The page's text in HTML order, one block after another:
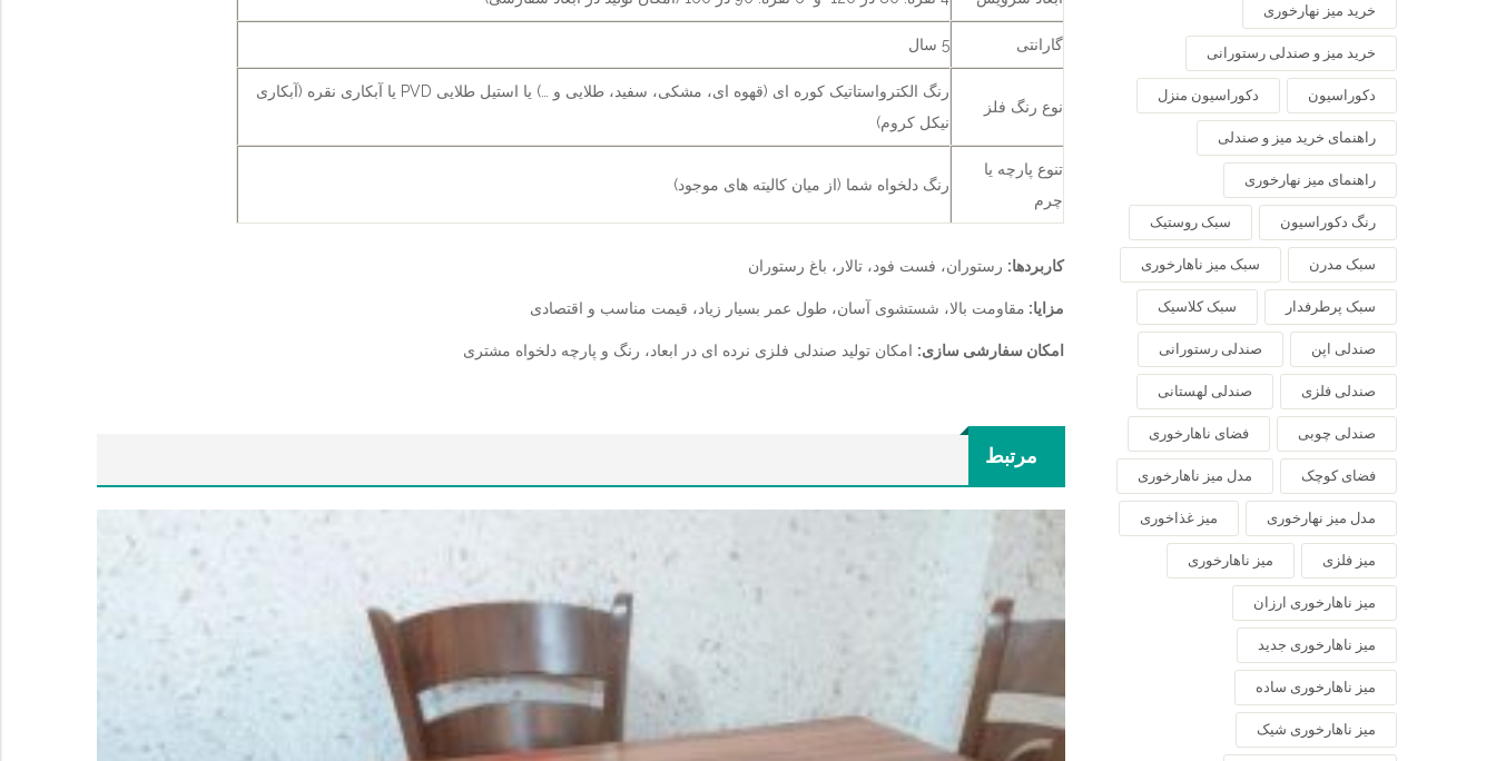
گارانتی 5 سال
نوع رنگ فلز
رنگ الکترواستاتیک کوره ای (قهوه ای، مشکی، سفید، طلایی و …) یا استیل طلایی PVD یا آبکاری نقره (آبکاری
نیکل کروم)
تنوع پارچه یا
چرم
رنگ دلخواه شما (از میان کالیته های موجود)
کاربردها: رستوران، فست فود، تالار، باغ رستوران
مزایا: مقاومت بالا، شستشوی آسان، طول عمر بسیار زیاد، قیمت مناسب و اقتصادی
امکان سفارشی سازی: امکان تولید صندلی فلزی نرده ای در ابعاد، رنگ و پارچه دلخواه مشتری
مرتبط
خرید میز نهارخوری
خرید میز و صندلی رستورانی
دکوراسیون دکوراسیون منزل
راهنمای خرید میز و صندلی
راهنمای میز نهارخوری
رنگ دکوراسیون سبک روستیک
سبک مدرن سبک میز ناهارخوری
سبک پرطرفدار سبک کلاسیک
صندلی اپن صندلی رستورانی
صندلی فلزی صندلی لهستانی
صندلی چوبی فضای ناهارخوری
فضای کوچک مدل میز ناهارخوری
مدل میز نهارخوری میز غذاخوری
میز فلزی میز ناهارخوری
میز ناهارخوری ارزان
میز ناهارخوری جدید
میز ناهارخوری ساده
میز ناهارخوری شیک